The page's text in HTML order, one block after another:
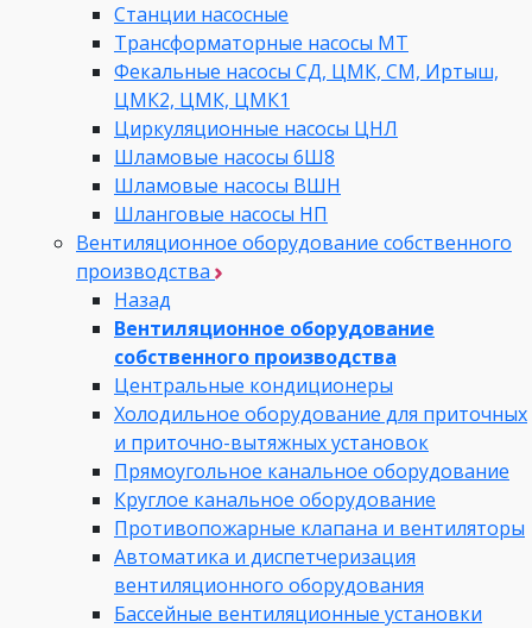
Станции насосные
Трансформаторные насосы МТ
Фекальные насосы СД, ЦМК, СМ, Иртыш,
ЦМК2, ЦМК, ЦМК1
Циркуляционные насосы ЦНЛ
Шламовые насосы 6Ш8
Шламовые насосы ВШН
Шланговые насосы НП
Вентиляционное оборудование собственного
производства
Назад
Вентиляционное оборудование
собственного производства
Центральные кондиционеры
Холодильное оборудование для приточных
и приточно-вытяжных установок
Прямоугольное канальное оборудование
Круглое канальное оборудование
Противопожарные клапана и вентиляторы
Автоматика и диспетчеризация
вентиляционного оборудования
Бассейные вентиляционные установки